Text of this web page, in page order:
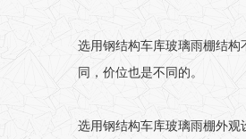
选用钢结构车库玻璃雨棚结构
同，价位也是不同的。
选用钢结构车库玻璃雨棚外观